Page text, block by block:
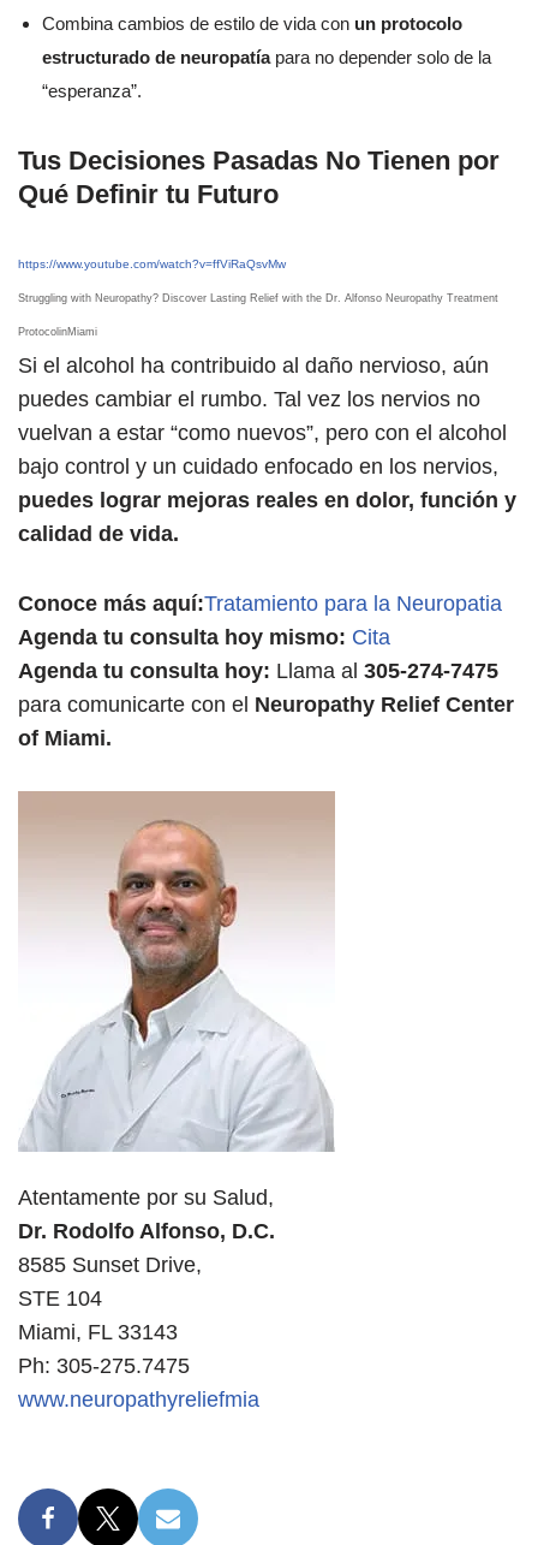
Combina cambios de estilo de vida con un protocolo
estructurado de neuropatíapara no depender solo de la
“esperanza”.
Tus Decisiones Pasadas No Tienen por
Qué Definir tu Futuro
https://www.youtube.com/watch?v=ffViRaQsvMw
Struggling with Neuropathy? Discover Lasting Relief with the Dr. Alfonso Neuropathy Treatment
ProtocolinMiami
Si el alcohol ha contribuido al daño nervioso, aún
puedes cambiar el rumbo. Tal vez los nervios no
vuelvan a estar “como nuevos”, pero con el alcohol
bajo control y un cuidado enfocado en los nervios,
puedes lograr mejoras reales en dolor, función y
calidad de vida.
Conoce más aquí:Tratamiento para la Neuropatia
Agenda tu consulta hoy mismo: Cita
Agenda tu consulta hoy: Llama al 305-274-7475
para comunicarte con el Neuropathy Relief Center
of Miami.
Atentamente por su Salud,
Dr. Rodolfo Alfonso, D.C.
8585 Sunset Drive,
STE 104
Miami, FL 33143
Ph: 305-275.7475
www.neuropathyreliefmia